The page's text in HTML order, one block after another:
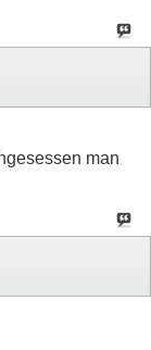
man